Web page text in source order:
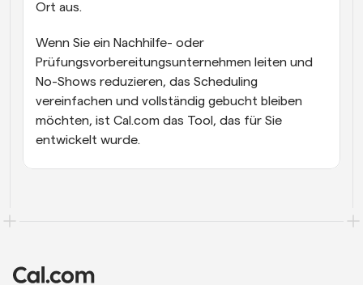
Ort aus.
Wenn Sie ein Nachhilfe- oder
Prüfungsvorbereitungsunternehmen leiten und
No-Shows reduzieren, das Scheduling
vereinfachen und vollständig gebucht bleiben
möchten, ist Cal.com das Tool, das für Sie
entwickelt wurde.